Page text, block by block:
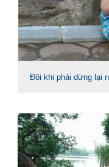
Đôi khi phải dừng lại